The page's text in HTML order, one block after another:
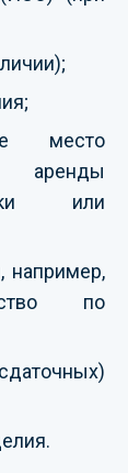
место
аренды
или
например,
по